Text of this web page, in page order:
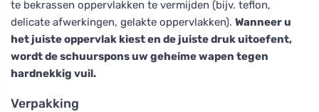
te bekrassen oppervlakken te vermijden (bijv. teflon,
delicate afwerkingen, gelakte oppervlakken). Wanneer u
het juiste oppervlak kiest en de juiste druk uitoefent,
wordt de schuurspons uw geheime wapen tegen
hardnekkig vuil.
Verpakking